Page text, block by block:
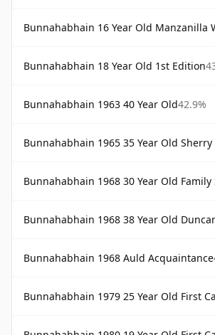
Bunnahabhain 16 Year Old Manzanilla Wood
Bunnahabhain 18 Year Old 1st Edition
Bunnahabhain 1963 40 Year Old42.9%
Bunnahabhain 1965 35 Year Old Sherry
Bunnahabhain 1968 30 Year Old Family
Bunnahabhain 1968 38 Year Old
Bunnahabhain 1968 Auld Acquaintance
Bunnahabhain 1979 25 Year Old First